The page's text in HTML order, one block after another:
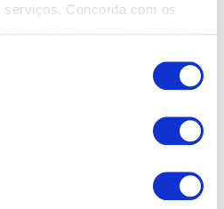
Concorda com os